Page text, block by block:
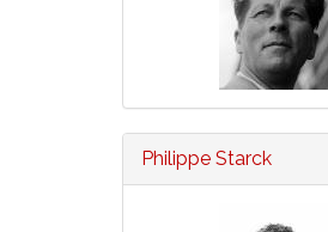
Philippe Starck